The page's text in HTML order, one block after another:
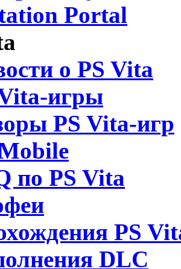
Portal
о PS Vita
игры
PS Vita-игр
по PS Vita
PS
DLC